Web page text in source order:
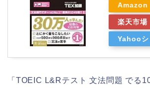
Amazon
楽天市場
Yahooシ
「TOEIC L&Rテスト 文法問題 でる